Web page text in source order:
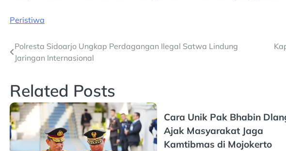
Peristiwa
Post
navigation
Polresta Sidoarjo Ungkap Perdagangan Ilegal Satwa Lindung
Jaringan Internasional
Related Posts
Cara Unik Pak Bhabin
Ajak Masyarakat Jaga
Kamtibmas di Mojokerto